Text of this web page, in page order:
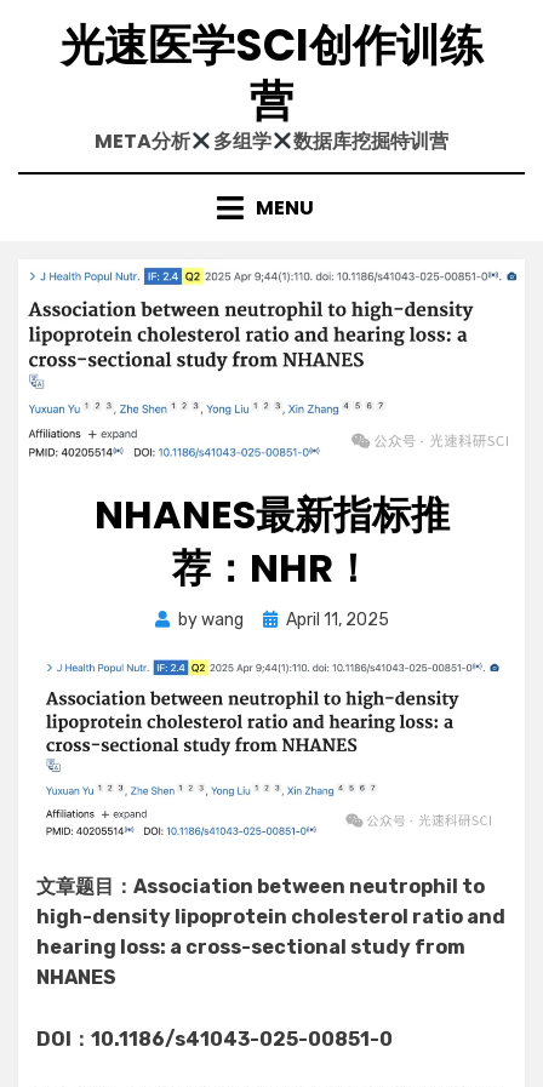
content光速医学SCI创作训练
营
META分析 多组学 数据库挖掘特训营
MENU
NHANES最新指标推
荐：NHR！
bywang
Posted
April 11, 2025
文章题目：Association between neutrophil to
high-density lipoprotein cholesterol ratio and
hearing loss: a cross-sectional study from
NHANES
DOI：10.1186/s41043-025-00851-0